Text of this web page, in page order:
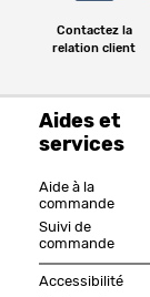
Contactez la
relation client
Aides et
services
Aide à la
commande
Suivi de
commande
Accessibilité